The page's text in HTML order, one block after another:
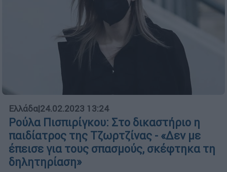
Ελλάδα|24.02.2023 13:24
Ρούλα Πισπιρίγκου: Στο δικαστήριο η
παιδίατρος της Τζωρτζίνας - «Δεν με
έπεισε για τους σπασμούς, σκέφτηκα τη
δηλητηρίαση»